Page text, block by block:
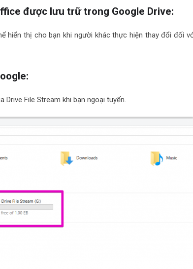
được lưu trữ trong Google Drive:
hiển thị cho bạn khi người khác thực hiện thay đổi đối
File Stream khi bạn ngoại tuyến.